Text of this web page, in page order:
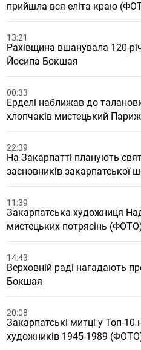
прийшла вся еліта краю
13:21
Рахівщина вшанувала 120-
Йосипа Бокшая
00:33
Ерделі наближав до
хлопчаків мистецький Париж
22:39
На Закарпатті планують
засновників закарпатської
11:39
Закарпатська художниця
мистецьких потрясінь
14:43
Верховній раді нагадають
Бокшая
20:08
Закарпатські митці у Топ-
художників 1945-1989